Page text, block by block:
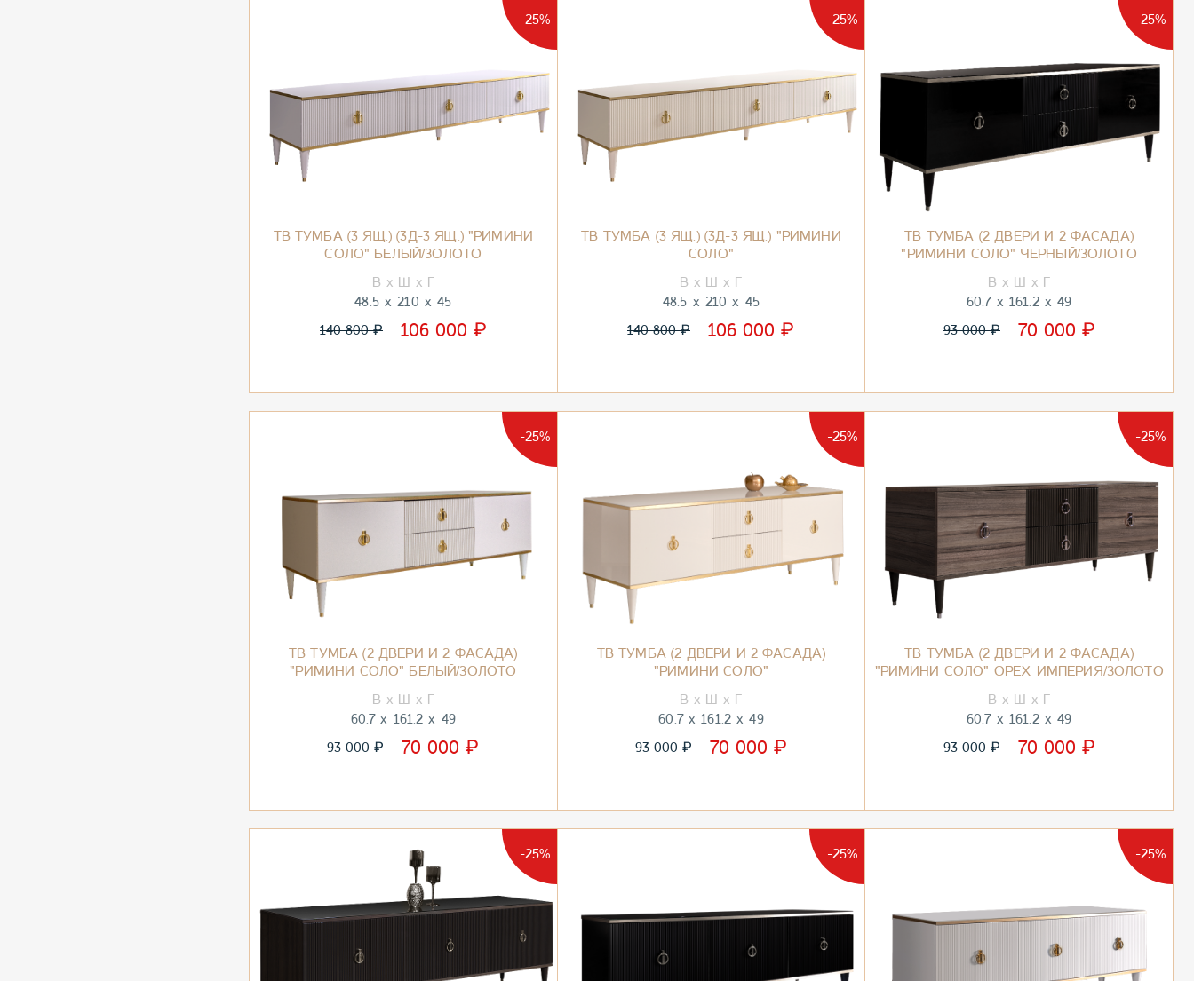
-25%
ТВ ТУМБА (3 ЯЩ.) (3Д-3 ЯЩ.) "РИМИНИ
СОЛО" БЕЛЫЙ/ЗОЛОТО
48.5 210
45
140 800₽ 106 000 ₽
-25%
ТВ ТУМБА (3 ЯЩ.) (3Д-3 ЯЩ.) "РИМИНИ
СОЛО"
48.5 210
45
140 800₽ 106 000₽
-25%
ТВ ТУМБА (2 ДВЕРИ И 2 ФАСАДА)
"РИМИНИ СОЛО" ЧЕРНЫЙ/ЗОЛОТО
60.7 161.2
49
93 000₽ 70 000 ₽
-25%
ТВ ТУМБА (2 ДВЕРИ И 2 ФАСАДА)
"РИМИНИ СОЛО" БЕЛЫЙ/ЗОЛОТО
60.7 161.2
49
93 000₽ 70 000₽
-25%
ТВ ТУМБА (2 ДВЕРИ И 2 ФАСАДА)
"РИМИНИ СОЛО"
60.7 161.2
49
93 000₽ 70 000 ₽
-25%
ТВ ТУМБА (2 ДВЕРИ И 2 ФАСАДА)
"РИМИНИ СОЛО" ОРЕХ ИМПЕРИЯ/ЗОЛОТО
60.7 161.2
49
93 000₽ 70 000 ₽
-25% -25% -25%